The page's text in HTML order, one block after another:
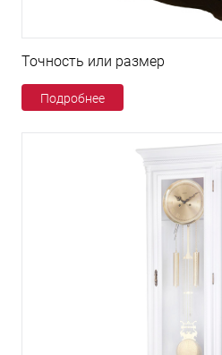
Точность или размер
Подробнее